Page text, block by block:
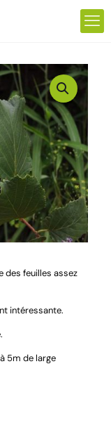
des feuilles assez
intéressante.
5m de large